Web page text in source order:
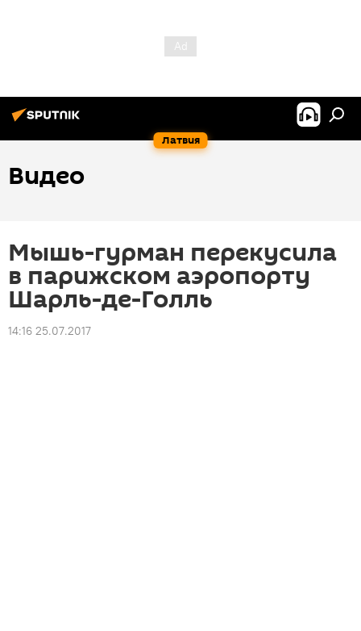
Латвия
Видео
Мышь-гурман перекусила
в парижском аэропорту
Шарль-де-Голль
14:16 25.07.2017